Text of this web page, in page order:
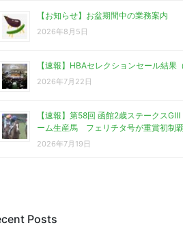
【お知らせ】お盆期間中の業務案内
2026年8月5日
【速報】HBAセレクションセール結果
2026年7月22日
【速報】第58回 函館2歳ステークス
ーム生産馬 フェリチタ号が重賞初制覇
2026年7月19日
Posts